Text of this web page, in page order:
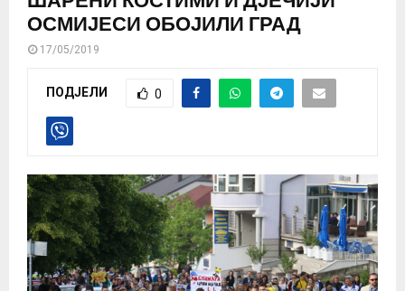
ОСМИЈЕСИ ОБОЈИЛИ ГРАД
17/05/2019
ПОДЈЕЛИ 0